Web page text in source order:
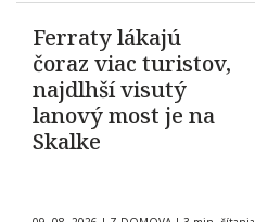
Ferraty lákajú
čoraz viac turistov,
najdlhší visutý
lanový most je na
Skalke